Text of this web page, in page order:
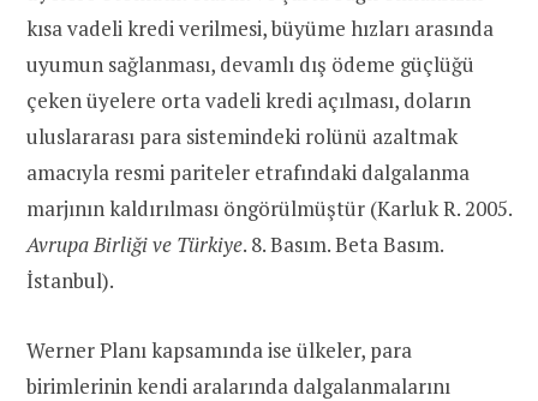
kısa vadeli kredi verilmesi, büyüme hızları arasında
uyumun sağlanması, devamlı dış ödeme güçlüğü
çeken üyelere orta vadeli kredi açılması, doların
uluslararası para sistemindeki rolünü azaltmak
amacıyla resmi pariteler etrafındaki dalgalanma
marjının kaldırılması öngörülmüştür (Karluk R. 2005.
Avrupa Birliği ve Türkiye. 8. Basım. Beta Basım.
İstanbul).
Werner Planı kapsamında ise ülkeler, para
birimlerinin kendi aralarında dalgalanmalarını